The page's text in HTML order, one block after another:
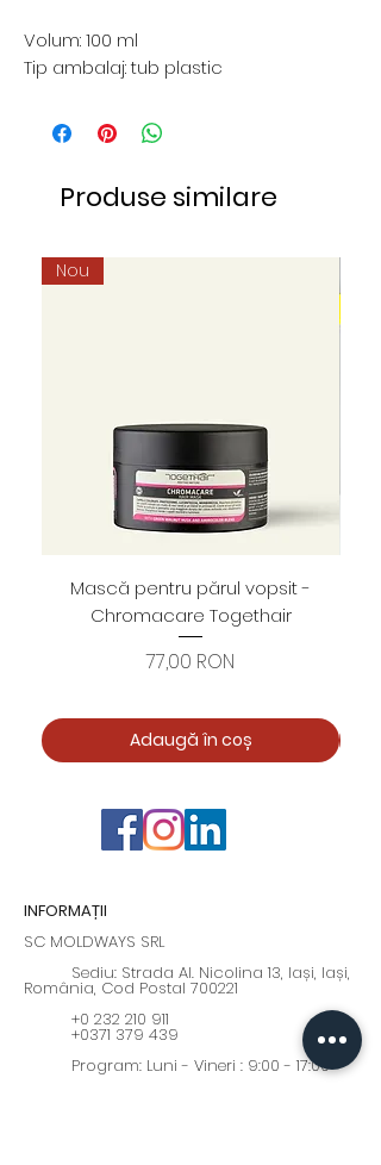
Volum: 100 ml
Tip ambalaj: tub plastic
Produse similare
Nou
Mască pentru părul vopsit -
Chromacare Togethair
Preț
77,00 RON
Adaugă în coș
INFORMAȚII
SC MOLDWAYS SRL
Sediu: Strada Al. Nicolina 13, Iași, Iași,
România, Cod Postal 700221
+0 232 210 911
+0371 379 439
Program: Luni - Vineri : 9:00 - 17:00